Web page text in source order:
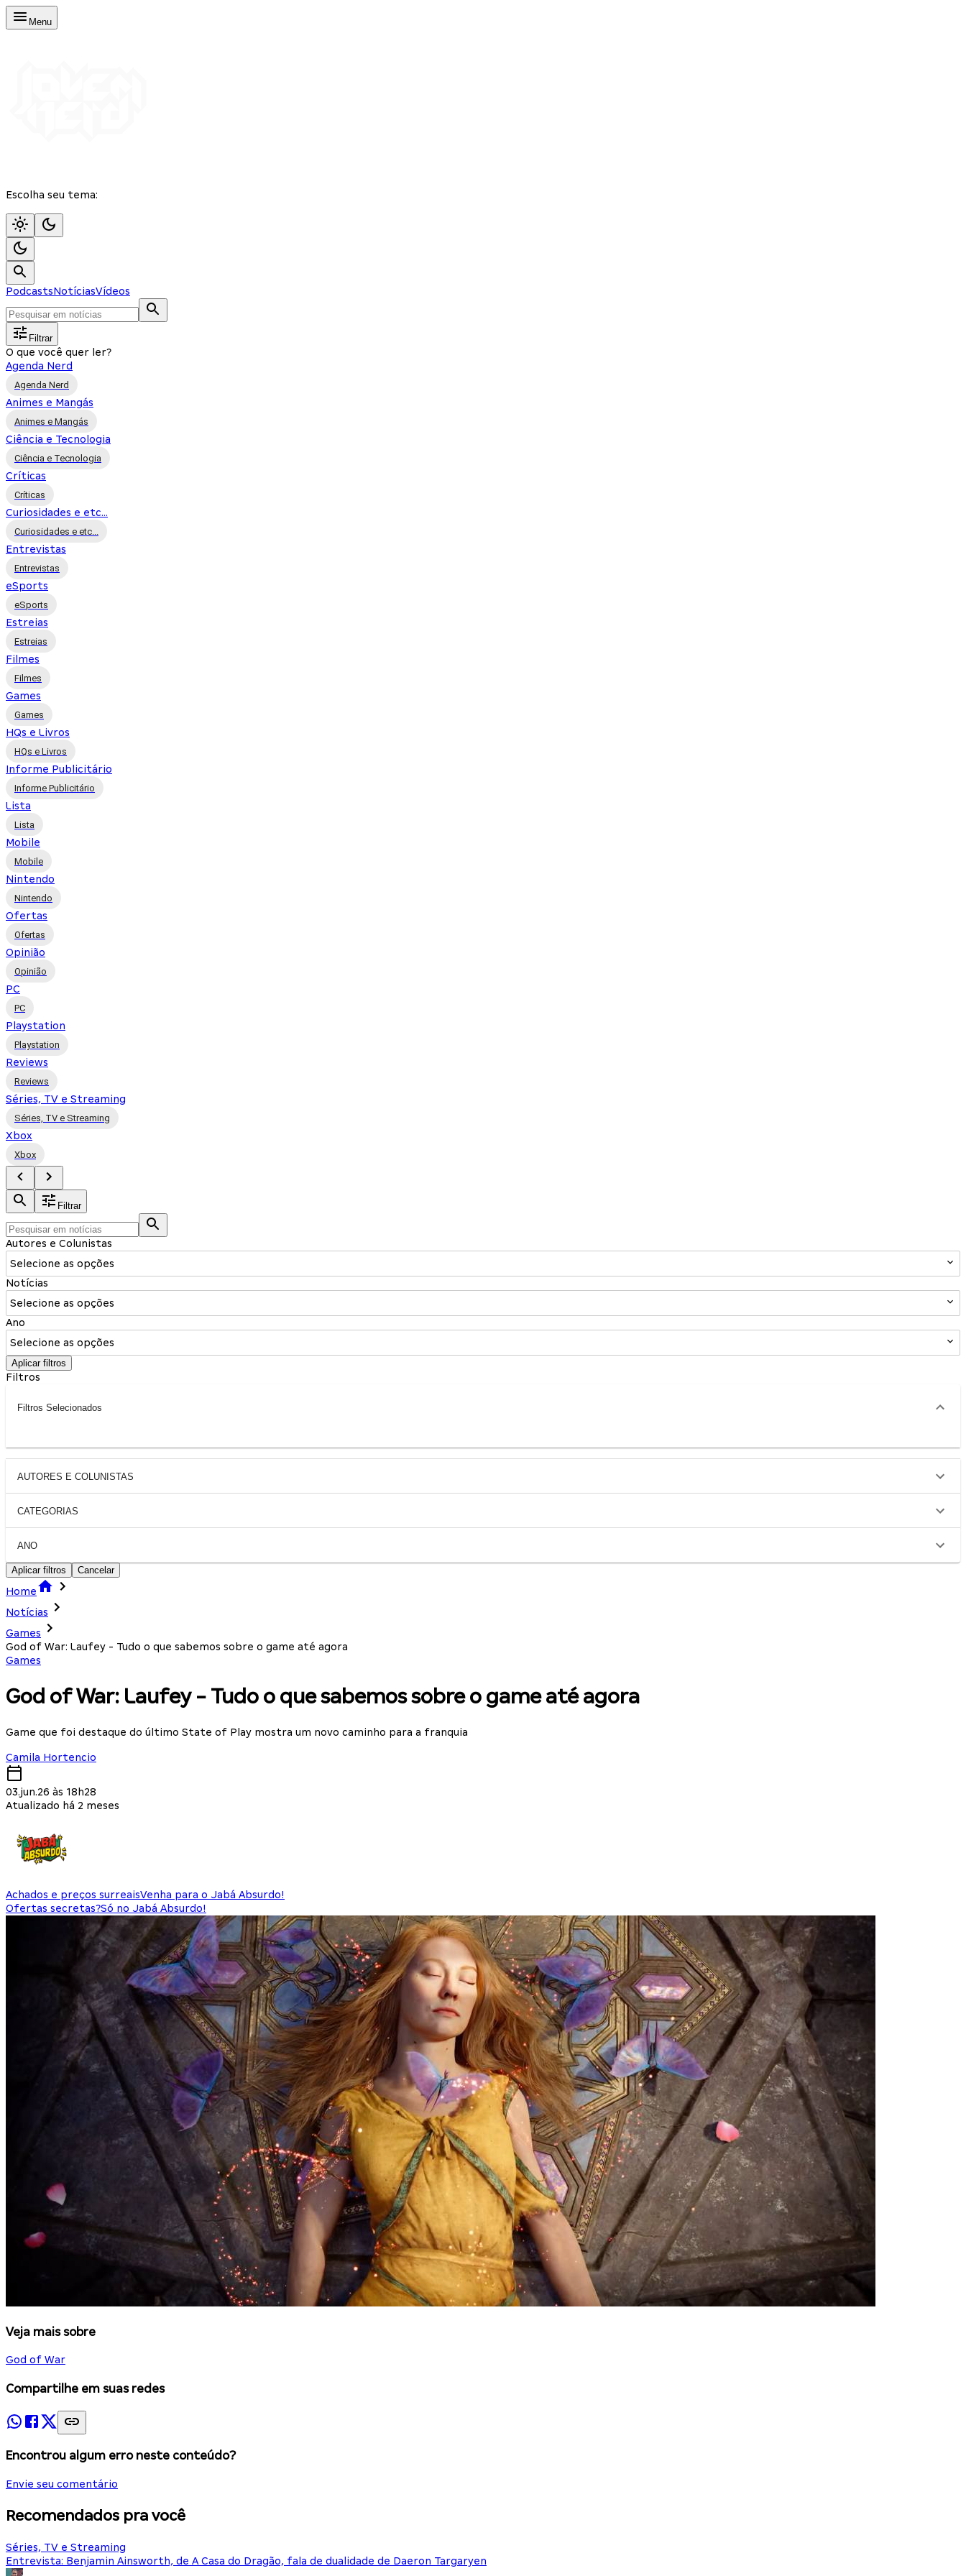
Menu
Escolha seu tema:
PodcastsNotíciasVídeos
Filtrar
O que você quer ler?
Agenda Nerd
Agenda Nerd
Animes e Mangás
Animes e Mangás
Ciência e Tecnologia
Ciência e Tecnologia
Críticas
Críticas
Curiosidades e etc...
Curiosidades e etc...
Entrevistas
Entrevistas
eSports
eSports
Estreias
Estreias
Filmes
Filmes
Games
Games
HQs e Livros
HQs e Livros
Informe Publicitário
Informe Publicitário
Lista
Lista
Mobile
Mobile
Nintendo
Nintendo
Ofertas
Ofertas
Opinião
Opinião
PC
PC
Playstation
Playstation
Reviews
Reviews
Séries, TV e Streaming
Séries, TV e Streaming
Xbox
Xbox
Filtrar
Autores e Colunistas
Selecione as opções
Notícias
Selecione as opções
Ano
Selecione as opções
Aplicar filtros
Filtros
Filtros Selecionados
AUTORES E COLUNISTAS
CATEGORIAS
ANO
Aplicar filtros Cancelar
Home
Notícias
Games
God of War: Laufey - Tudo o que sabemos sobre o game até agora
Games
God of War: Laufey - Tudo o que sabemos sobre o game até agora
Game que foi destaque do último State of Play mostra um novo caminho para a franquia
Camila Hortencio
03.jun.26 às 18h28
Atualizado há 2 meses
Achados e preços surreaisVenha para o Jabá Absurdo!
Ofertas secretas?Só no Jabá Absurdo!
Veja mais sobre
God of War
Compartilhe em suas redes
Encontrou algum erro neste conteúdo?
Envie seu comentário
Recomendados pra você
Séries, TV e Streaming
Entrevista: Benjamin Ainsworth, de A Casa do Dragão, fala de dualidade de Daeron Targaryen